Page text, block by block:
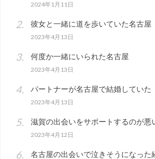
2024年1月11日
彼女と一緒に道を歩いていた名古屋
2023年4月13日
何度か一緒にいられた名古屋
2023年4月13日
パートナーが名古屋で結婚していた
2023年4月13日
滋賀の出会いをサポートするのが悪
2023年4月12日
名古屋の出会いで泣きそうになった